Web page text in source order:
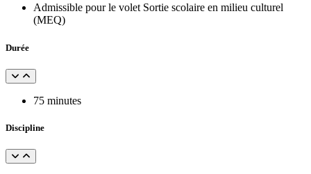
Admissible pour le volet Sortie scolaire en milieu culturel
(MEQ)
Durée
75 minutes
Discipline